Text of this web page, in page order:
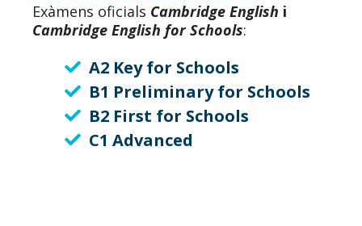
Exàmens oficials Cambridge English i
Cambridge English for Schools:
A2 Key for Schools
B1 Preliminary for Schools
B2 First for Schools
C1 Advanced